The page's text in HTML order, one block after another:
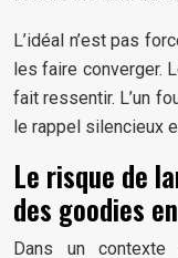
L’idéal n’est pas
les faire converger.
fait ressentir. L’un
le rappel silencieux
Le risque de
des goodies
Dans un